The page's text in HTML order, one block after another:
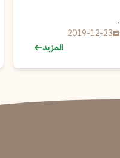
.
2019-12-23
المزيد